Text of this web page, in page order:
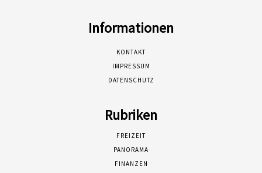
Informationen
KONTAKT
IMPRESSUM
DATENSCHUTZ
Rubriken
FREIZEIT
PANORAMA
FINANZEN